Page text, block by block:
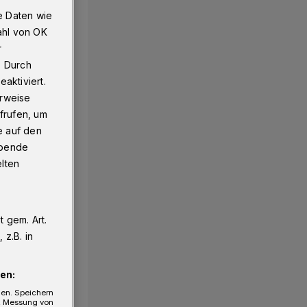
Daten wie
von OK
Durch
um
auf den
gem. Art.
z.B. in
Speichern
von